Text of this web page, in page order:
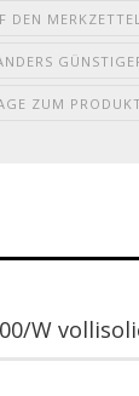
DEN
ZUM
W